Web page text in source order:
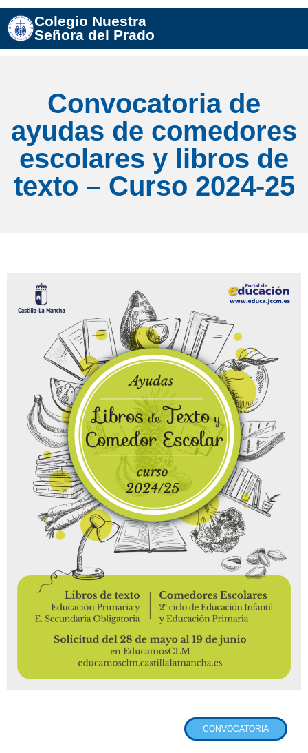
Colegio Nuestra
Señora del Prado
Convocatoria de
ayudas de comedores
escolares y libros de
texto – Curso 2024-25
CONVOCATORIA